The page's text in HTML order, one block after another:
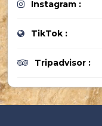
Instagram :
TikTok :
Tripadvisor :